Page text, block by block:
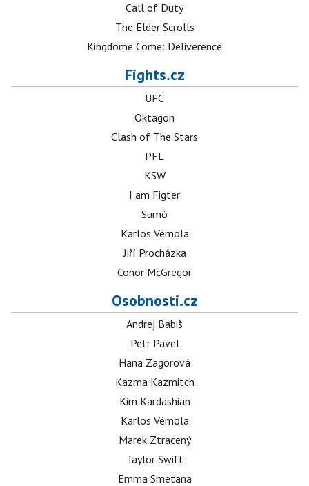
Call of Duty
The Elder Scrolls
Kingdome Come: Deliverence
Fights.cz
UFC
Oktagon
Clash of The Stars
PFL
KSW
I am Figter
Sumó
Karlos Vémola
Jiří Procházka
Conor McGregor
Osobnosti.cz
Andrej Babiš
Petr Pavel
Hana Zagorová
Kazma Kazmitch
Kim Kardashian
Karlos Vémola
Marek Ztracený
Taylor Swift
Emma Smetana